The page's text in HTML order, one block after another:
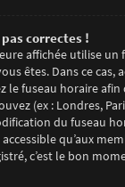
correctes !
affichée utilise
êtes. Dans ce cas,
le fuseau horaire afin
(ex : Londres,
du fuseau
qu’aux
c’est le bon